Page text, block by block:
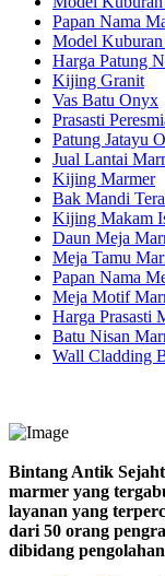
Papan Nama
Model
Harga Patung
Kijing Granit
Vas Batu Onyx
Prasasti
Patung Jatayu
Jual Lantai
Kijing Marmer
Bak Mandi
Kijing Makam
Daun Meja
Meja Tamu
Papan Nama
Meja Motif
Harga Prasasti
Batu Nisan
Wall Cladding
Bintang Antik
marmer yang
layanan yang
dari 50 orang
dibidang